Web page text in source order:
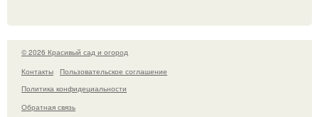
© 2026 Красивый сад и огород
Контакты
Пользовательское соглашение
Политика конфидециальности
Обратная связь